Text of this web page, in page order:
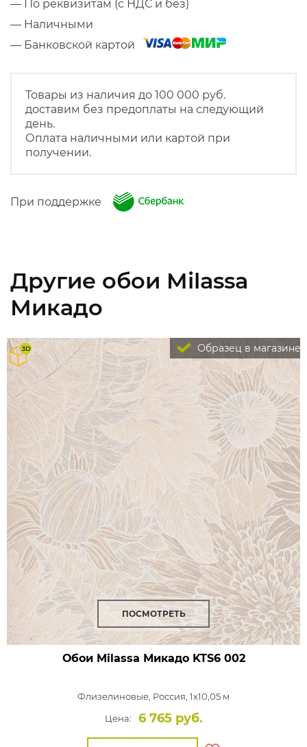
— По реквизитам (с НДС и без)
— Наличными
— Банковской картой
Товары из наличия до 100 000 руб.
доставим без предоплаты на следующий
день.
Оплата наличными или картой при
получении.
При поддержке
Другие обои Milassa
Микадо
Образец в магазине
ПОСМОТРЕТЬ
Обои Milassa МикадоKTS6 002
Флизелиновые, Россия, 1x10,05 м
Цена:
6 765 руб.